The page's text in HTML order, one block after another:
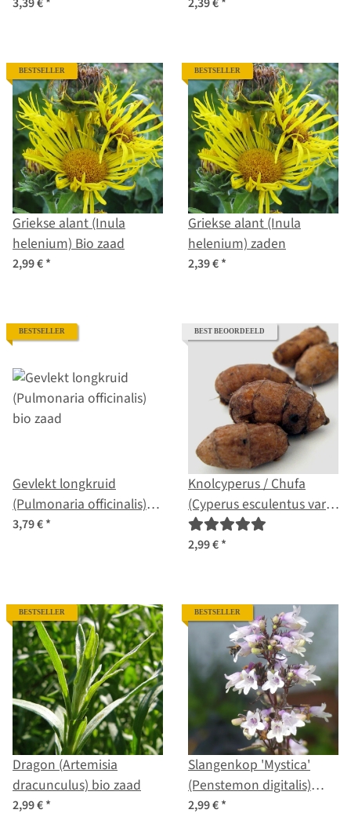
BESTSELLER
Griekse alant (Inula
helenium) Bio zaad
2,99 €*
BESTSELLER
Griekse alant (Inula
helenium) zaden
2,39 €*
BESTSELLER
Gevlekt longkruid
(Pulmonaria officinalis)
bio zaad
3,79 €*
BEST BEOORDEELD
Knolcyperus / Chufa
(Cyperus esculentus var.
sativus)
2,99 €*
BESTSELLER
Dragon (Artemisia
dracunculus) bio zaad
2,99 €*
BESTSELLER
Slangenkop 'Mystica'
(Penstemon digitalis)
zaden
2,99 €*